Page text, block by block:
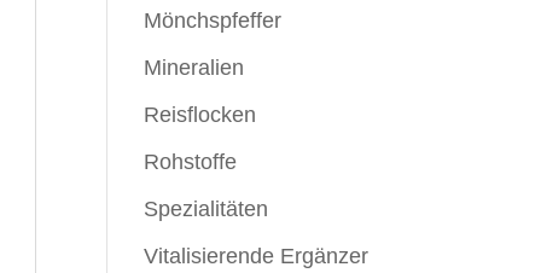
Mönchspfeffer
Mineralien
Reisflocken
Rohstoffe
Spezialitäten
Vitalisierende Ergänzer